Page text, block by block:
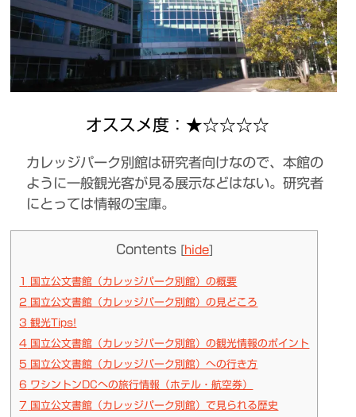
オススメ度：★☆☆☆☆
カレッジパーク別館は研究者向けなので、本館の
ように一般観光客が見る展示などはない。研究者
にとっては情報の宝庫。
Contents [hide]
国立公文書館（カレッジパーク別館）の概要
2 国立公文書館（カレッジパーク別館）の見どころ
3 観光Tips!
4 国立公文書館（カレッジパーク別館）の観光情報のポイント
5 国立公文書館（カレッジパーク別館）への行き方
6 ワシントンDCへの旅行情報（ホテル・航空券）
7 国立公文書館（カレッジパーク別館）で見られる歴史